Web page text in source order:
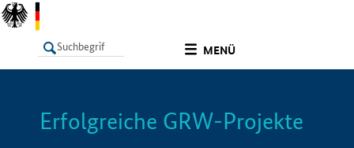
MENÜ
LISTE Info
Erfolgreiche GRW-Projekte